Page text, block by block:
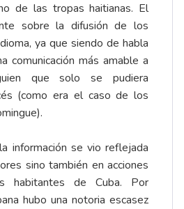
de las tropas haitianas. El
sobre la difusión de los
ya que siendo de habla
comunicación más amable a
que solo se pudiera
(como era el caso de los
información se vio reflejada
sino también en acciones
habitantes de Cuba. Por
hubo una notoria escasez